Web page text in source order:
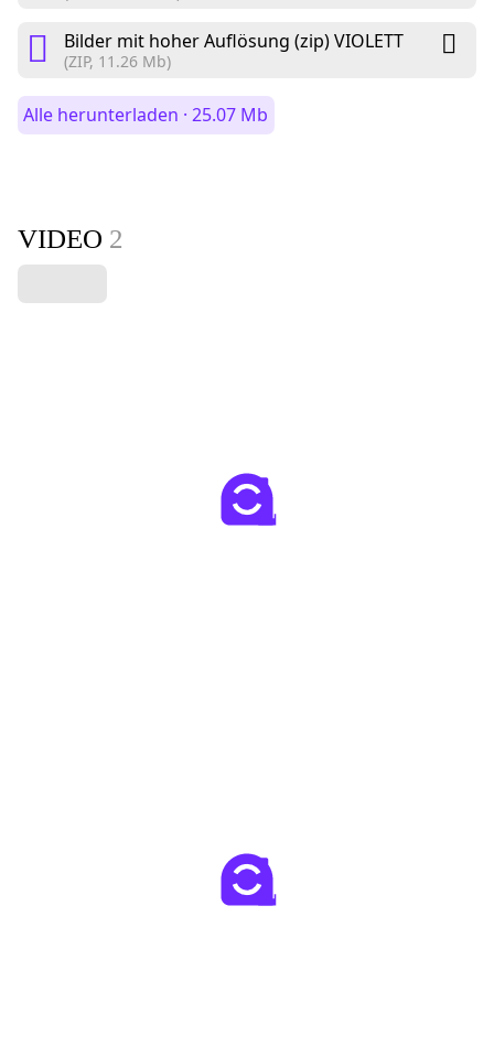
Bilder mit hoher Auflösung (zip) VIOLETT
(ZIP, 11.26 Mb)
Alle herunterladen · 25.07 Mb
VIDEO 2